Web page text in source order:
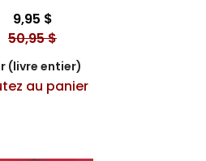
9,95 $
50,95 $
(livre entier)
au panier